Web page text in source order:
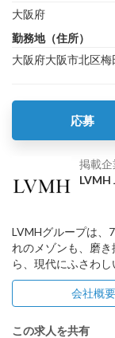
大阪府
勤務地（住所）
大阪府大阪市北区
応募
掲載企
LVMH
LVMHグループは、
れのメゾンも、磨
ら、現代にふさわし
会社概要
この求人を共有